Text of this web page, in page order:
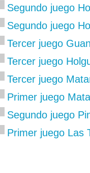
Segundo juego
Segundo juego
Tercer juego
Tercer juego
Tercer juego
Primer juego
Segundo juego
Primer juego Las